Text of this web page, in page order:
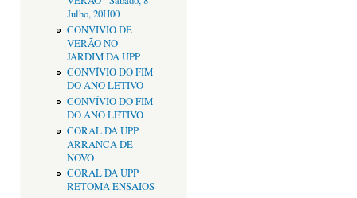
Julho, 20H00
CONVÍVIO DE
VERÃO NO
JARDIM DA UPP
CONVÍVIO DO FIM
DO ANO LETIVO
CONVÍVIO DO FIM
DO ANO LETIVO
CORAL DA UPP
ARRANCA DE
NOVO
CORAL DA UPP
RETOMA ENSAIOS